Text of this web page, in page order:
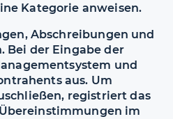
Kategorie anweisen.
Abschreibungen und
Bei der Eingabe der
und
aus. Um
registriert das
im